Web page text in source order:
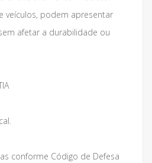
veículos, podem apresentar
afetar a durabilidade ou
conforme Código de Defesa